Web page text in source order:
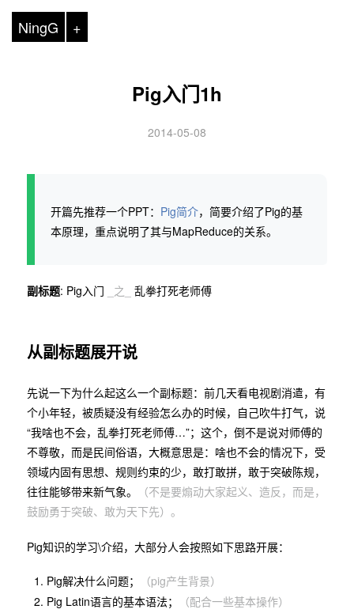
NingG +
Pig入门1h
2014-05-08
开篇先推荐一个PPT： Pig简介，简要介绍了Pig的基
本原理，重点说明了其与MapReduce的关系。
副标题: Pig入门 _之_ 乱拳打死老师傅
从副标题展开说
先说一下为什么起这么一个副标题：前几天看电视剧消遣，有
个小年轻，被质疑没有经验怎么办的时候，自己吹牛打气，说
“我啥也不会，乱拳打死老师傅…”；这个，倒不是说对师傅的
不尊敬，而是民间俗语，大概意思是：啥也不会的情况下，受
领域内固有思想、规则约束的少，敢打敢拼，敢于突破陈规，
往往能够带来新气象。
（不是要煽动大家起义、造反，而是，
鼓励勇于突破、敢为天下先）。
Pig知识的学习\介绍，大部分人会按照如下思路开展：
Pig解决什么问题；
（pig产生背景）
Pig Latin语言的基本语法；
（配合一些基本操作）